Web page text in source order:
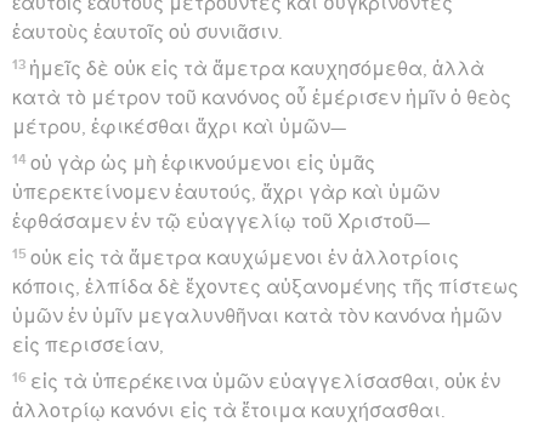
ἑαυτοὺς ἑαυτοῖς οὐ συνιᾶσιν.
13 ἡμεῖς δὲ οὐκ εἰς τὰ ἄμετρα καυχησόμεθα, ἀλλὰ
κατὰ τὸ μέτρον τοῦ κανόνος οὗ ἐμέρισεν ἡμῖν ὁ θεὸς
μέτρου, ἐφικέσθαι ἄχρι καὶ ὑμῶν—
14 οὐ γὰρ ὡς μὴ ἐφικνούμενοι εἰς ὑμᾶς
ὑπερεκτείνομεν ἑαυτούς, ἄχρι γὰρ καὶ ὑμῶν
ἐφθάσαμεν ἐν τῷ εὐαγγελίῳ τοῦ Χριστοῦ—
15 οὐκ εἰς τὰ ἄμετρα καυχώμενοι ἐν ἀλλοτρίοις
κόποις, ἐλπίδα δὲ ἔχοντες αὐξανομένης τῆς πίστεως
ὑμῶν ἐν ὑμῖν μεγαλυνθῆναι κατὰ τὸν κανόνα ἡμῶν
εἰς περισσείαν,
16 εἰς τὰ ὑπερέκεινα ὑμῶν εὐαγγελίσασθαι, οὐκ ἐν
ἀλλοτρίῳ κανόνι εἰς τὰ ἕτοιμα καυχήσασθαι.